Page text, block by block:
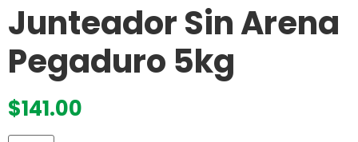
Junteador Sin Arena
Pegaduro 5kg
$141.00